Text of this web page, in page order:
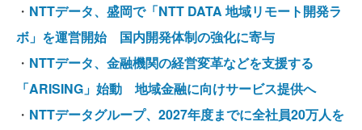
・ NTTデータ、盛岡で「NTT DATA 地域リモート開発ラ
ボ」を運営開始 国内開発体制の強化に寄与
・ NTTデータ、金融機関の経営変革などを支援する
「ARISING」始動 地域金融に向けサービス提供へ
・ NTTデータグループ、2027年度までに全社員20万人を